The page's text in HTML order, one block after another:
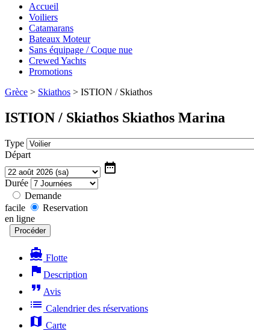
Accueil
Voiliers
Catamarans
Bateaux Moteur
Sans équipage / Coque nue
Crewed Yachts
Promotions
Grèce > Skiathos > ISTION / Skiathos
ISTION / Skiathos Skiathos Marina
Type
Départ
date_range
Durée
Demande
facile
Reservation
en ligne
directions_boat Flotte
flag Description
format_quote Avis
list Calendrier des réservations
map Carte